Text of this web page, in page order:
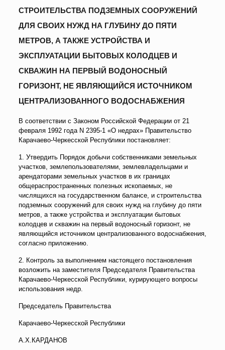
СТРОИТЕЛЬСТВА ПОДЗЕМНЫХ СООРУЖЕНИЙ
ДЛЯ СВОИХ НУЖД НА ГЛУБИНУ ДО ПЯТИ
МЕТРОВ, А ТАКЖЕ УСТРОЙСТВА И
ЭКСПЛУАТАЦИИ БЫТОВЫХ КОЛОДЦЕВ И
СКВАЖИН НА ПЕРВЫЙ ВОДОНОСНЫЙ
ГОРИЗОНТ, НЕ ЯВЛЯЮЩИЙСЯ ИСТОЧНИКОМ
ЦЕНТРАЛИЗОВАННОГО ВОДОСНАБЖЕНИЯ
В соответствии с Законом Российской Федерации от 21
февраля 1992 года N 2395-1 «О недрах» Правительство
Карачаево-Черкесской Республики постановляет:
1. Утвердить Порядок добычи собственниками земельных
участков, землепользователями, землевладельцами и
арендаторами земельных участков в их границах
общераспространенных полезных ископаемых, не
числящихся на государственном балансе, и строительства
подземных сооружений для своих нужд на глубину до пяти
метров, а также устройства и эксплуатации бытовых
колодцев и скважин на первый водоносный горизонт, не
являющийся источником централизованного водоснабжения,
согласно приложению.
2. Контроль за выполнением настоящего постановления
возложить на заместителя Председателя Правительства
Карачаево-Черкесской Республики, курирующего вопросы
использования недр.
Председатель Правительства
Карачаево-Черкесской Республики
А.Х.КАРДАНОВ